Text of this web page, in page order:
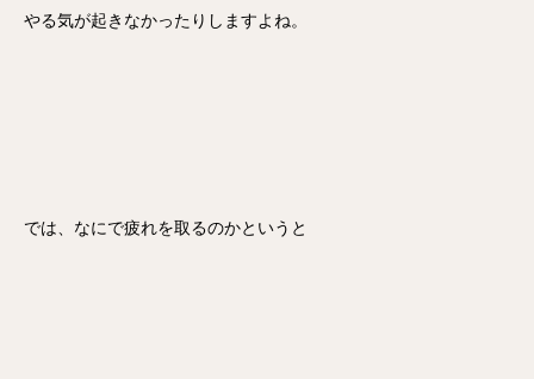
やる気が起きなかったりしますよね。
では、なにで疲れを取るのかというと